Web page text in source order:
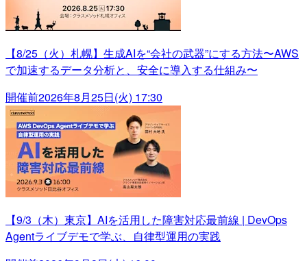
【8/25（火）札幌】生成AIを“会社の武器”にする方法〜AWS
で加速するデータ分析と、安全に導入する仕組み〜
開催前2026年8月25日(火) 17:30
【9/3（木）東京】AIを活用した障害対応最前線 | DevOps
Agentライブデモで学ぶ、自律型運用の実践